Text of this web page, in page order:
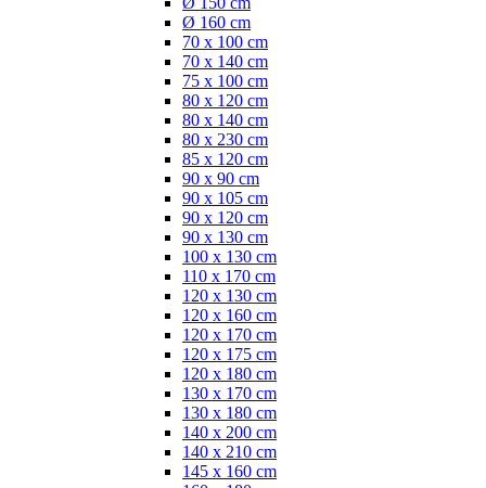
Ø 160 cm
70 x 100 cm
70 x 140 cm
75 x 100 cm
80 x 120 cm
80 x 140 cm
80 x 230 cm
85 x 120 cm
90 x 90 cm
90 x 105 cm
90 x 120 cm
90 x 130 cm
100 x 130 cm
110 x 170 cm
120 x 130 cm
120 x 160 cm
120 x 170 cm
120 x 175 cm
120 x 180 cm
130 x 170 cm
130 x 180 cm
140 x 200 cm
140 x 210 cm
145 x 160 cm